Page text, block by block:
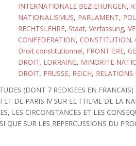
INTERNATIONALE BEZIEHUNGEN,
NATIONALISMUS, PARLAMENT,
RECHTSLEHRE, Staat, Verfassung,
CONFEDERATION, CONSTITUTION,
Droit constitutionnel, FRONTIERE,
DROIT, LORRAINE, MINORITE
DROIT, PRUSSE, REICH, RELATIONS
(DONT 7 REDIGEES EN
ET DE PARIS IV SUR LE THEME DE LA
LES CIRCONSTANCES ET LES
QUE SUR LES REPERCUSSIONS DU